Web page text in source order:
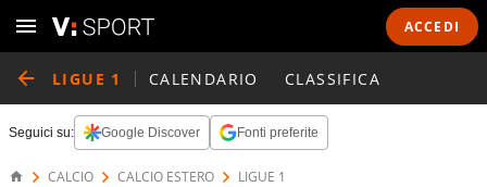
ACCEDI
LIGUE 1 CALENDARIO CLASSIFICA
Seguici su: Google Discover Fonti preferite
CALCIO CALCIO ESTERO LIGUE 1